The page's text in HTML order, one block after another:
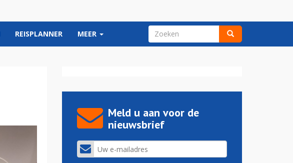
REISPLANNER MEER ZOEKVELD
Meld u aan voor de
nieuwsbrief